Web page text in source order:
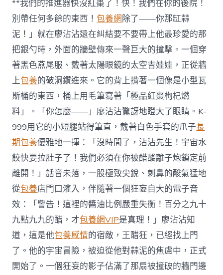
**我們的推進器快沒紅棗了！快！我們在你的後院！
別帶任何多餘的東西！包養網除了——你那缸蒜
泥！」就在廖沾沾還在糾結要不要帶上他最珍愛的那
把銀勺時，外面的牆壁傳來一聲巨大的撞擊。一個穿
著黑色燕尾服、戴著太陽眼鏡的太空吉娃娃，正從牆
上包養的破洞鑽進來。它的背上揹著一個像是小型瓦
斯桶的東西，桶上用毛筆寫著「極品紅棗枸杞燃
料」。「你怎麼——」廖沾沾驚訝地瞪大了眼睛。K-
999用它的小短腿站得筆直，戴著白色手套的爪子長
期包養優雅地一揮：「沒時間了，沾沾先生！宇宙水
餃快要拉肚子了！我們必須在你被醋酸離子炮鎖定前
離開！」話音未落，一股極致尖銳、刺鼻的酸氣猛地
從包養店門口灌入，伴隨著一個狂妄自大的電子音
效：「警告！這裡的醬油比例嚴重失衡！百分之九十
九點九九的醋，才包養網VIP是真理！」廖沾沾知
道，這是他包養感情的宿敵，王醋狂，已經找上門
了。他的宇宙冒險，被迫從他對蒜泥的焦慮中，正式
開始了。一個狂妄的影子佔滿了那扇被撞破的牆門邊